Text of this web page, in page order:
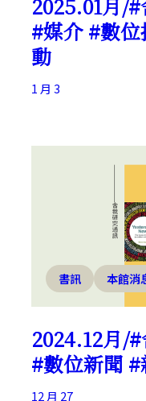
2025.01月/
#媒介 #數
動
1 月 3
書訊 本館消
2024.12月/
#數位新聞
12 月 27